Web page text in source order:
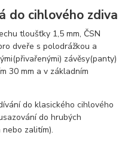
do cihlového zdiva
tloušťky 1,5 mm, ČSN
dveře s polodrážkou a
závěsy(panty)
30 mm a v základním
do klasického cihlového
do hrubých
zalitím).